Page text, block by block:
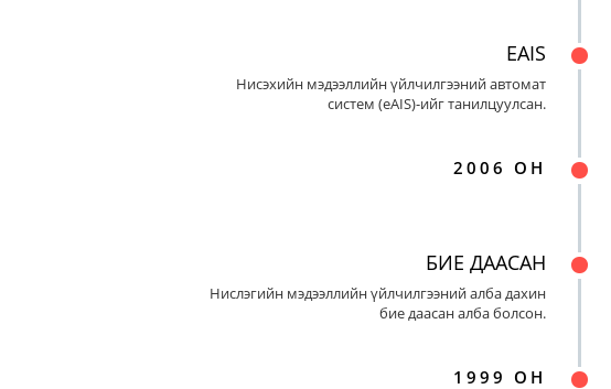
EAIS
Нисэхийн мэдээллийн үйлчилгээний автомат
систем (eAIS)-ийг танилцуулсан.
2006 ОН
БИЕ ДААСАН
Нислэгийн мэдээллийн үйлчилгээний алба дахин
бие даасан алба болсон.
1999 ОН